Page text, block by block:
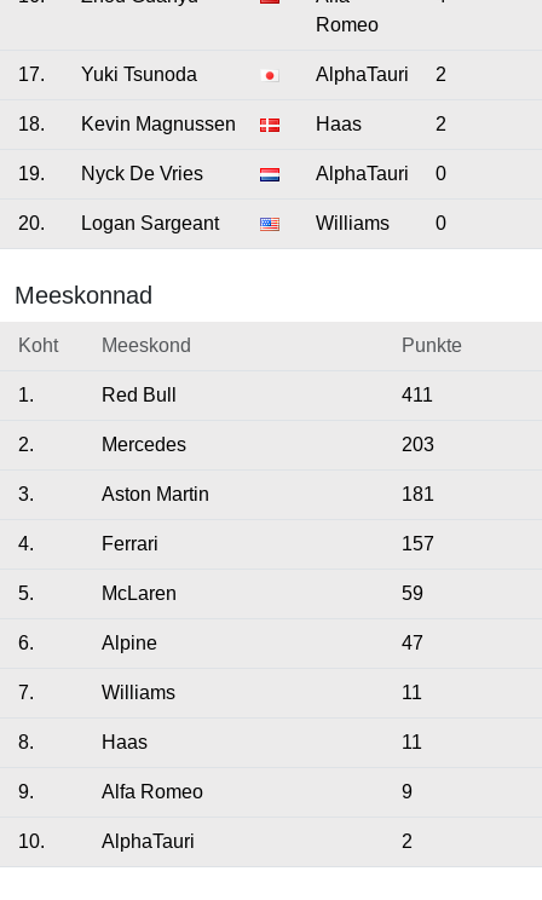
Romeo
17. Yuki Tsunoda AlphaTauri 2
18. Kevin Magnussen Haas 2
19. Nyck De Vries AlphaTauri 0
20. Logan Sargeant Williams 0
Meeskonnad
Koht Meeskond Punkte
1. Red Bull 411
2. Mercedes 203
3. Aston Martin 181
4. Ferrari 157
5. McLaren 59
6. Alpine 47
7. Williams 11
8. Haas 11
9. Alfa Romeo 9
10. AlphaTauri 2